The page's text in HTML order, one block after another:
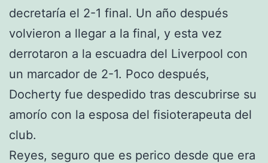
decretaría el 2-1 final. Un año después
volvieron a llegar a la final, y esta vez
derrotaron a la escuadra del Liverpool con
un marcador de 2-1. Poco después,
Docherty fue despedido tras descubrirse su
amorío con la esposa del fisioterapeuta del
club.
Reyes, seguro que es perico desde que era